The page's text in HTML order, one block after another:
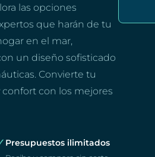
las opciones
que harán de tu
en el mar,
un diseño sofisticado
Convierte tu
con los mejores
Presupuestos ilimitados